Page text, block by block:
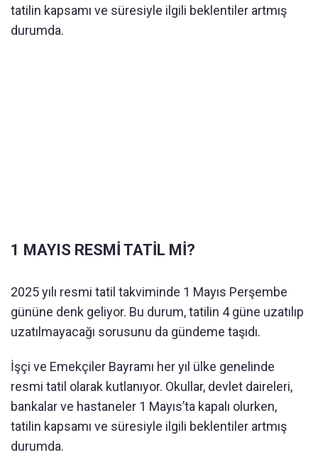
tatilin kapsamı ve süresiyle ilgili beklentiler artmış
durumda.
1 MAYIS RESMİ TATİL Mİ?
2025 yılı resmi tatil takviminde 1 Mayıs Perşembe
gününe denk geliyor. Bu durum, tatilin 4 güne uzatılıp
uzatılmayacağı sorusunu da gündeme taşıdı.
İşçi ve Emekçiler Bayramı her yıl ülke genelinde
resmi tatil olarak kutlanıyor. Okullar, devlet daireleri,
bankalar ve hastaneler 1 Mayıs’ta kapalı olurken,
tatilin kapsamı ve süresiyle ilgili beklentiler artmış
durumda.